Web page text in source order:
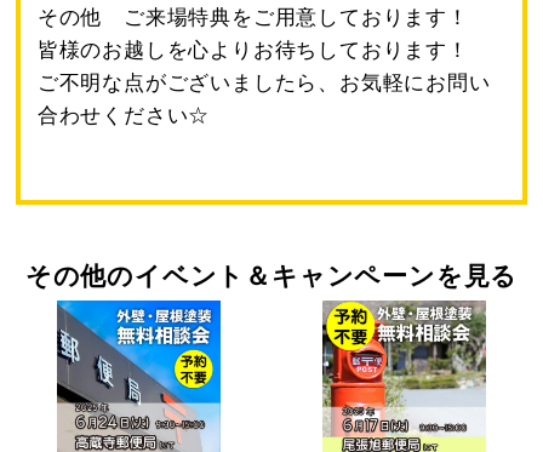
その他 ご来場特典をご用意しております！
皆様のお越しを心よりお待ちしております！
ご不明な点がございましたら、お気軽にお問い
合わせください☆
その他のイベント＆キャンペーンを見る